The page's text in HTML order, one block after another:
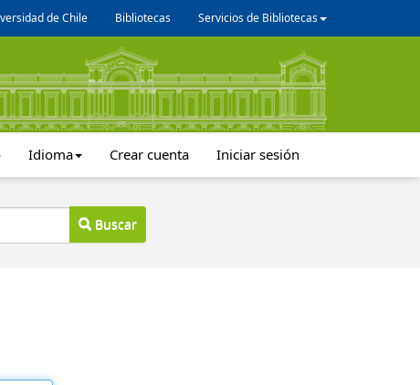
de Chile Bibliotecas Servicios de Bibliotecas
Idioma Crear cuenta Iniciar sesión
Buscar